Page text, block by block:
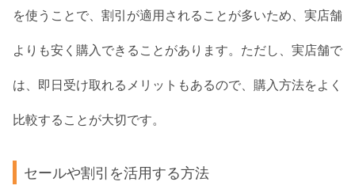
を使うことで、割引が適用されることが多いため、実店舗
よりも安く購入できることがあります。ただし、実店舗で
は、即日受け取れるメリットもあるので、購入方法をよく
比較することが大切です。
セールや割引を活用する方法